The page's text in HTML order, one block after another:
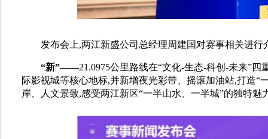
发布会上,两江新盛公司总经理周建国对赛事相关进
“新”——21.0975公里路线在“文化-生态-科创-未来”
际影视城等核心地标,并新增夜光彩带、摇滚加油站,打造
岸、人文景致,感受两江新区“一半山水、一半城”的独特魅